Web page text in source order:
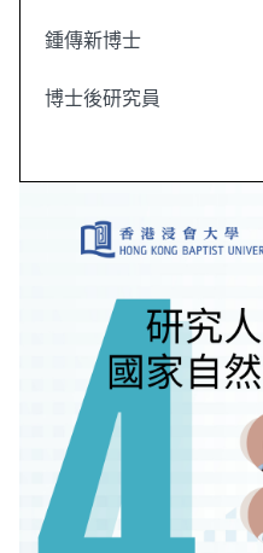
鍾傳新博士
博士後研究員